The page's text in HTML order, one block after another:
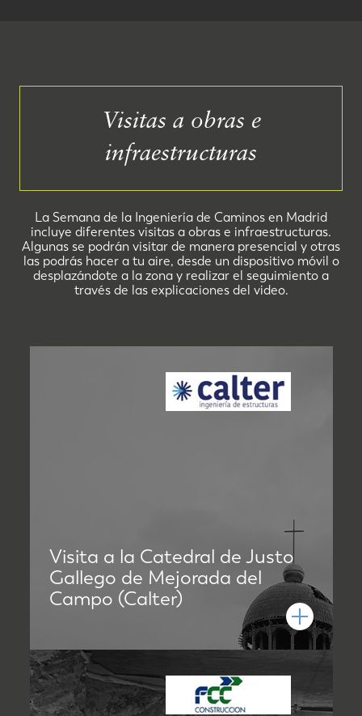
Visitas a obras e
infraestructuras
La Semana de la Ingeniería de Caminos en Madrid
incluye diferentes visitas a obras e infraestructuras.
Algunas se podrán visitar de manera presencial y otras
las podrás hacer a tu aire, desde un dispositivo móvil o
desplazándote a la zona y realizar el seguimiento a
través de las explicaciones del video.
Visita a la Catedral de Justo
Gallego de Mejorada del
Campo (Calter)